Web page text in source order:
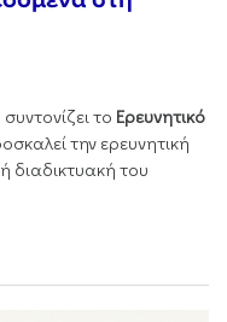
το Ερευνητικό
την ερευνητική
διαδικτυακή του